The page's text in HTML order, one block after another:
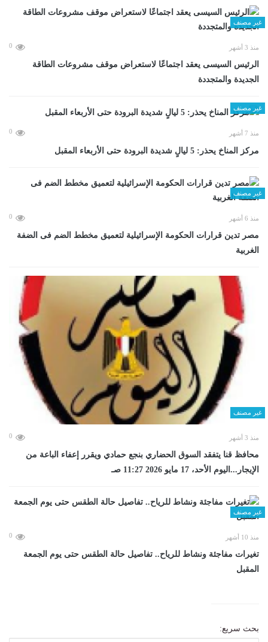
غير مصنف
منذ 3 أشهر 0
الرئيس السيسى يعقد اجتماعًا لاستعراض موقف مشروعات الطاقة
الجديدة والمتجددة
غير مصنف
منذ 7 أشهر 0
مركز المناخ يحذر: 5 ليالٍ شديدة البرودة حتى الأربعاء المقبل
غير مصنف
منذ 6 أشهر 0
مصر تدين قرارات الحكومة الإسرائيلية لتعميق مخطط الضم فى الضفة
الغربية
غير مصنف
منذ 3 أشهر 0
محافظ قنا يتفقد السوق الحضاري بنجع حمادي ويقرر إعفاء الباعة من
الإيجار...اليوم الأحد، 17 مايو 2026 11:27 صـ
غير مصنف
منذ 10 أشهر 0
تغيرات مفاجئة ونشاط للرياح.. تفاصيل حالة الطقس حتى يوم الجمعة
المقبل
بحث سريع: